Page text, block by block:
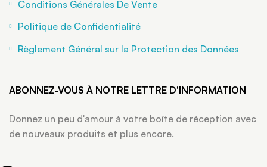
Conditions Générales De Vente
Politique de Confidentialité
Règlement Général sur la Protection des Données
ABONNEZ-VOUS À NOTRE LETTRE D'INFORMATION
Donnez un peu d'amour à votre boîte de réception avec
de nouveaux produits et plus encore.